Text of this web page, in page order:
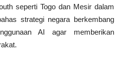
seperti Togo dan Mesir dalam
strategi negara berkembang
AI agar memberikan